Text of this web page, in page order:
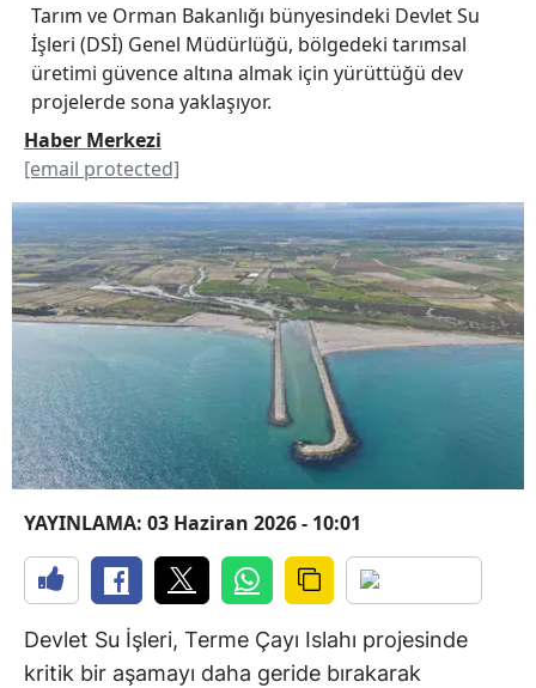
Tarım ve Orman Bakanlığı bünyesindeki Devlet Su
İşleri (DSİ) Genel Müdürlüğü, bölgedeki tarımsal
üretimi güvence altına almak için yürüttüğü dev
projelerde sona yaklaşıyor.
Haber Merkezi
[email protected]
YAYINLAMA: 03 Haziran 2026 - 10:01
Devlet Su İşleri, Terme Çayı Islahı projesinde
kritik bir aşamayı daha geride bırakarak